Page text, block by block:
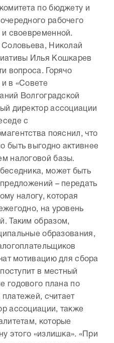
по бюджету и
рабочего
и своевременной.
Николай
Илья Кошкарев
вопроса. Горячо
в «Совете
Волгоградской
директор ассоциации
с
пояснил, что
быть выгодно активнее
налоговой базы.
может быть
– передать
налогу, которая
на уровень
Таким образом,
образования,
мотивацию для сбора
в местный
годового плана по
считает
ассоциации, также
которые
этого «излишка». «При